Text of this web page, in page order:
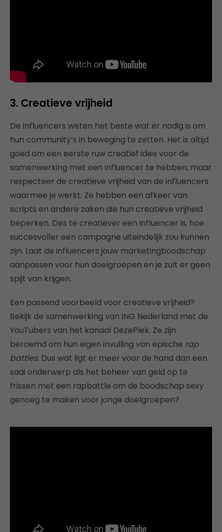
3. Creatieve vrijheid
De influencers weten het beste wat er nodig is om
hun community’s in beweging te zetten. Het is altijd
goed om een eerste ruw creatief idee voor de
samenwerking met een influencer te hebben, maar
respecteer de creatieve vrijheid van de influencers
waarmee je werkt. Ze hebben een afkeer van
scripts en andere zaken die hun creatieve vrijheid
beperken. Des te creatiever een influencer is, hoe
succesvoller een campagne uiteindelijk zou kunnen
zijn. Laat de influencers jouw marketingboodschap
aanpassen voor hun doelgroepen en je zult er geen
spijt van krijgen.
Een passend voorbeeld voor creatieve vrijheid?
Bekijk de samenwerking van ING Nederland met de
YouTubers van het kanaal DezePlek. Ze zijn
beroemd om hun eigen invulling van epische rap
battles. Dus wat ligt er meer voor de hand dan een
saai onderwerp als het beheer van geld op te
frissen met een rapbattle om de boodschap sexy
genoeg te maken voor jonge doelgroepen?